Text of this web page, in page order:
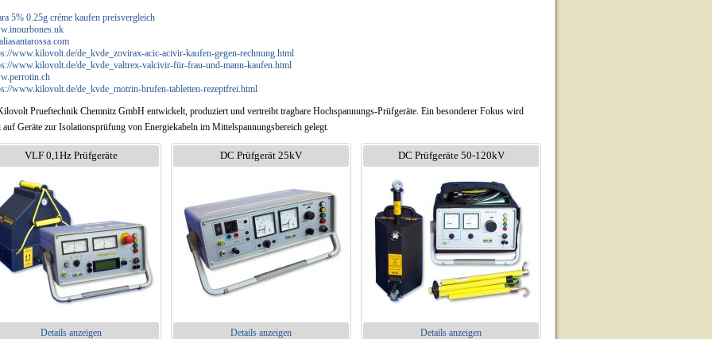
5% 0.25g créme kaufen preisvergleich
www.kilovolt.de/de_kvde_zovirax-acic-acivir-kaufen-gegen-rechnung.html
www.kilovolt.de/de_kvde_valtrex-valcivir-für-frau-und-mann-kaufen.html
www.kilovolt.de/de_kvde_motrin-brufen-tabletten-rezeptfrei.html
Prueftechnik Chemnitz GmbH entwickelt, produziert und vertreibt tragbare Hochspannungs-Prüfgeräte. Ein besonderer Fokus wird
auf Geräte zur Isolationsprüfung von Energiekabeln im Mittelspannungsbereich gelegt.
VLF 0,1Hz Prüfgeräte
Details anzeigen
DC Prüfgerät 25kV
Details anzeigen
DC Prüfgeräte 50-120kV
Details anzeigen